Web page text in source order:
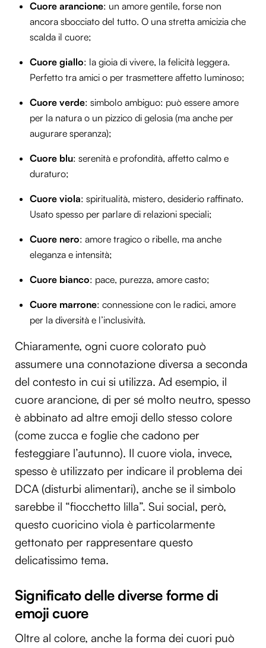
Cuore arancione: un amore gentile, forse non
ancora sbocciato del tutto. O una stretta amicizia che
scalda il cuore;
Cuore giallo: la gioia di vivere, la felicità leggera.
Perfetto tra amici o per trasmettere affetto luminoso;
Cuore verde: simbolo ambiguo: può essere amore
per la natura o un pizzico di gelosia (ma anche per
augurare speranza);
Cuore blu: serenità e profondità, affetto calmo e
duraturo;
Cuore viola: spiritualità, mistero, desiderio raffinato.
Usato spesso per parlare di relazioni speciali;
Cuore nero: amore tragico o ribelle, ma anche
eleganza e intensità;
Cuore bianco: pace, purezza, amore casto;
Cuore marrone: connessione con le radici, amore
per la diversità e l’inclusività.
Chiaramente, ogni cuore colorato può
assumere una connotazione diversa a seconda
del contesto in cui si utilizza. Ad esempio, il
cuore arancione, di per sé molto neutro, spesso
è abbinato ad altre emoji dello stesso colore
(come zucca e foglie che cadono per
festeggiare l’autunno). Il cuore viola, invece,
spesso è utilizzato per indicare il problema dei
DCA (disturbi alimentari), anche se il simbolo
sarebbe il “fiocchetto lilla”. Sui social, però,
questo cuoricino viola è particolarmente
gettonato per rappresentare questo
delicatissimo tema.
Significato delle diverse forme di
emoji cuore
Oltre al colore, anche la forma dei cuori può